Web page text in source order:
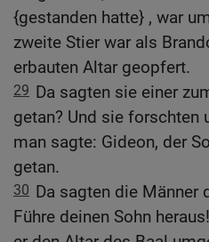
{gestanden hatte} , war
zweite Stier war als
erbauten Altar geopfert.
29 Da sagten sie einer
getan? Und sie forschten
man sagte: Gideon, der
getan.
30 Da sagten die Männer
Führe deinen Sohn